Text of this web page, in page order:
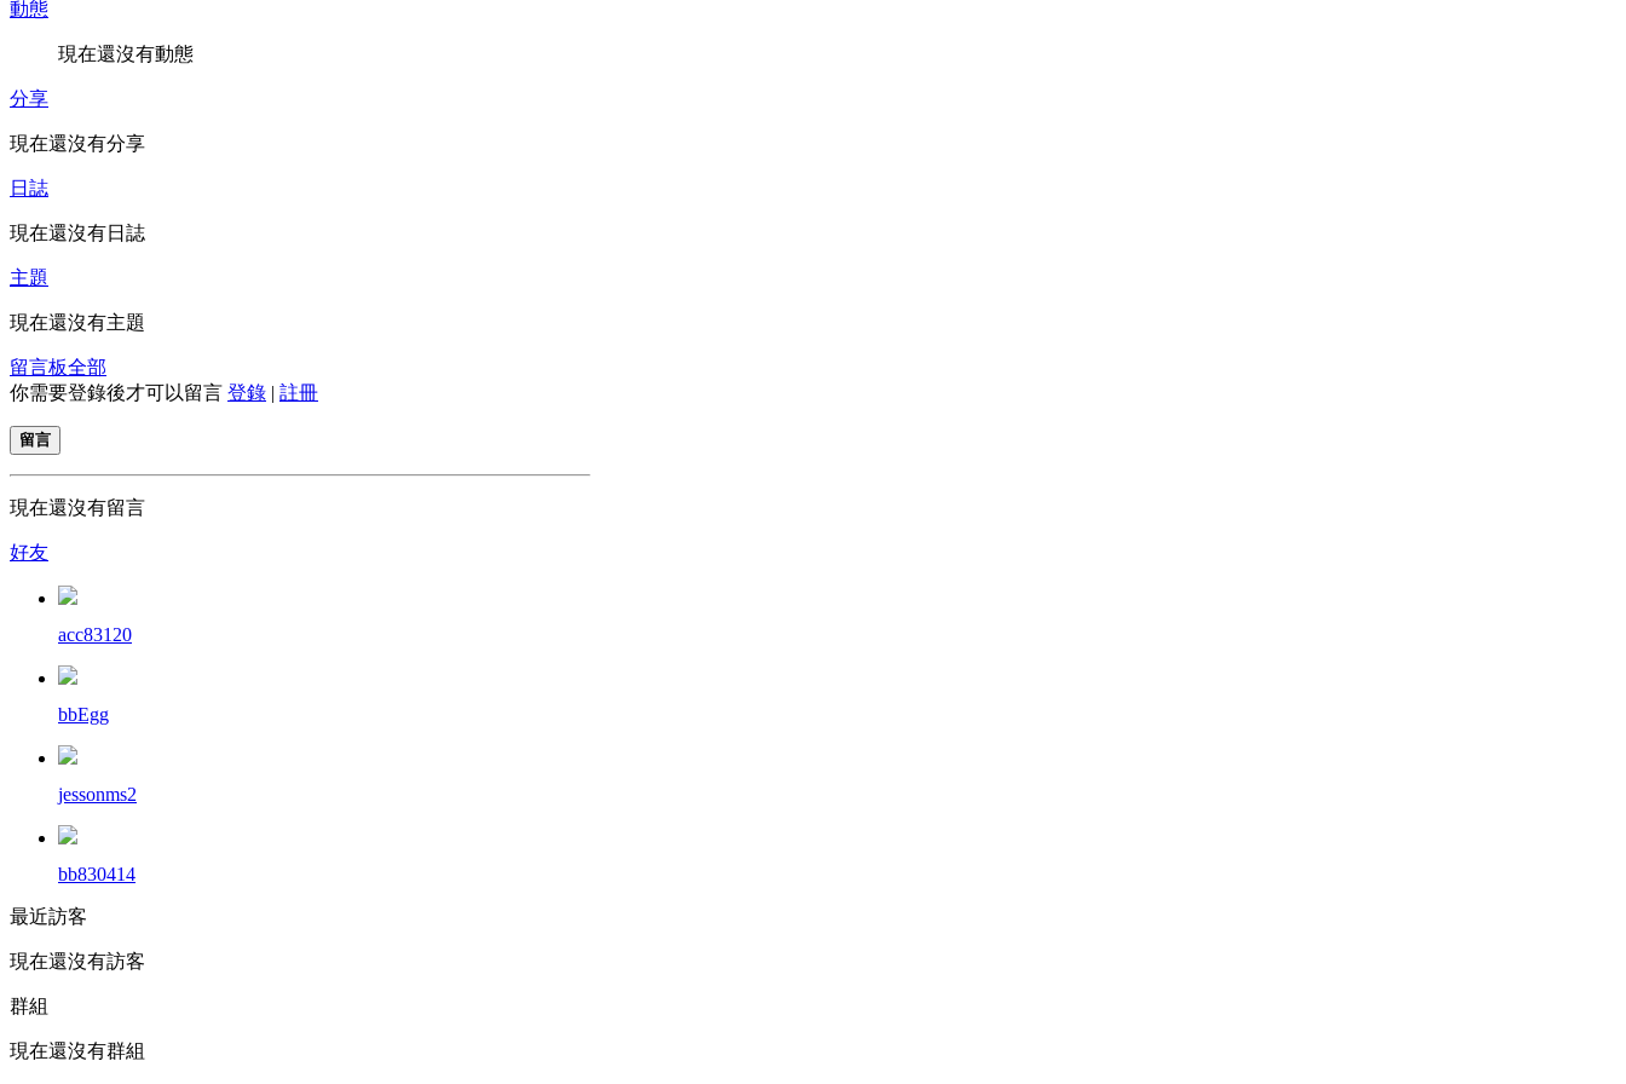
動態
現在還沒有動態
分享
現在還沒有分享
日誌
現在還沒有日誌
主題
現在還沒有主題
留言板全部
你需要登錄後才可以留言 登錄 | 註冊
留言
現在還沒有留言
好友
acc83120
bbEgg
jessonms2
bb830414
最近訪客
現在還沒有訪客
群組
現在還沒有群組